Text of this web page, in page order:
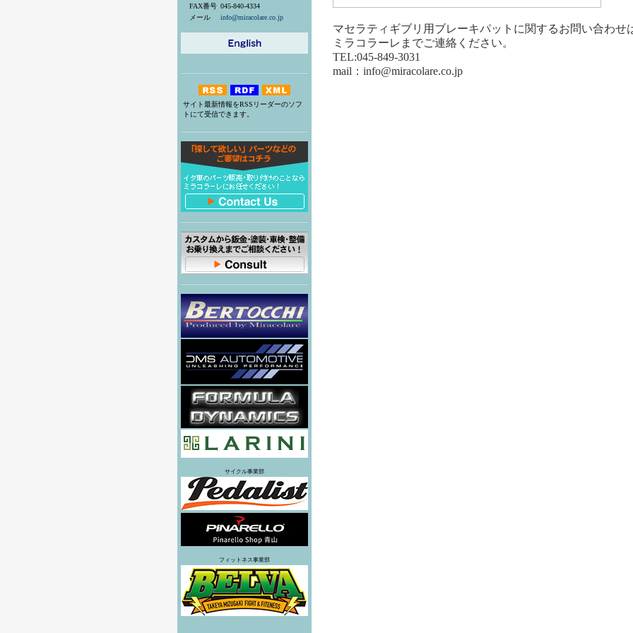
FAX番号 045-840-4334
メール
info@miracolare.co.jp
サイト最新情報をRSSリーダーのソフ
トにて受信できます。
サイクル事業部
フィットネス事業部
マセラティギブリ用ブレーキパットに関するお問い合わせ
ミラコラーレまでご連絡ください。
TEL:045-849-3031
mail：info@miracolare.co.jp